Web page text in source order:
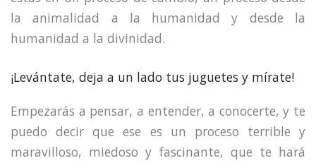
la animalidad a la humanidad y desde la
humanidad a la divinidad.
¡Levántate, deja a un lado tus juguetes y mírate!
Empezarás a pensar, a entender, a conocerte, y te
puedo decir que ese es un proceso terrible y
maravilloso, miedoso y fascinante, que te hará